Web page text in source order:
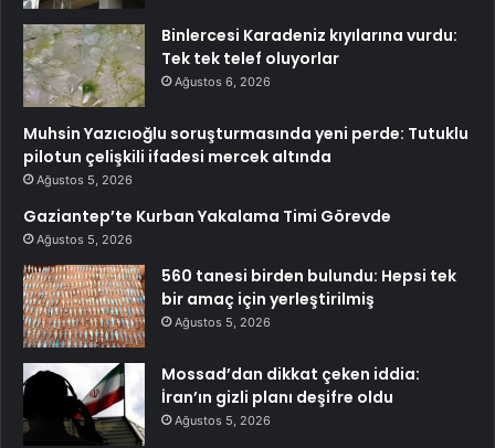
Binlercesi Karadeniz kıyılarına vurdu:
Tek tek telef oluyorlar
Ağustos 6, 2026
Muhsin Yazıcıoğlu soruşturmasında yeni perde: Tutuklu
pilotun çelişkili ifadesi mercek altında
Ağustos 5, 2026
Gaziantep’te Kurban Yakalama Timi Görevde
Ağustos 5, 2026
560 tanesi birden bulundu: Hepsi tek
bir amaç için yerleştirilmiş
Ağustos 5, 2026
Mossad’dan dikkat çeken iddia:
İran’ın gizli planı deşifre oldu
Ağustos 5, 2026